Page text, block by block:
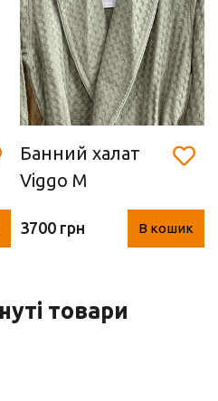
Банний халат
Viggo M
(AQUANOVA,
хакі)
3700 грн В кошик
товари